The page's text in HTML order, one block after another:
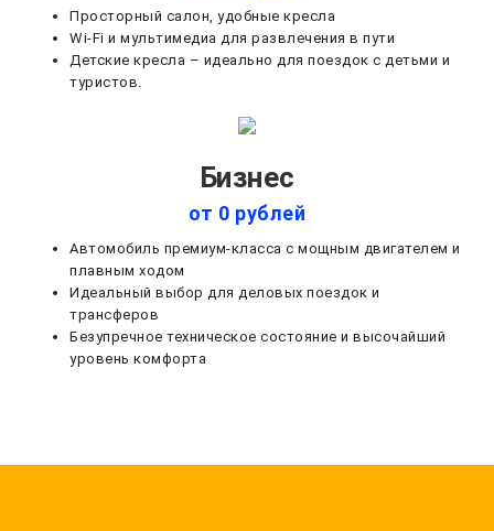
Просторный салон, удобные кресла
Wi-Fi и мультимедиа для развлечения в пути
Детские кресла – идеально для поездок с детьми и
туристов.
Бизнес
от 0 рублей
Автомобиль премиум-класса с мощным двигателем и
плавным ходом
Идеальный выбор для деловых поездок и
трансферов
Безупречное техническое состояние и высочайший
уровень комфорта